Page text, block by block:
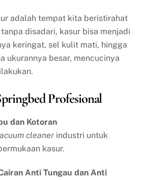
adalah tempat kita beristirahat
disadari, kasur bisa menjadi
keringat, sel kulit mati, hingga
ukurannya besar, mencucinya
Profesional
dan Kotoran
cleaner industri untuk
kasur.
Anti Tungau dan Anti